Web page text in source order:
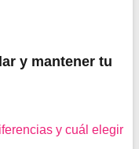
y mantener tu